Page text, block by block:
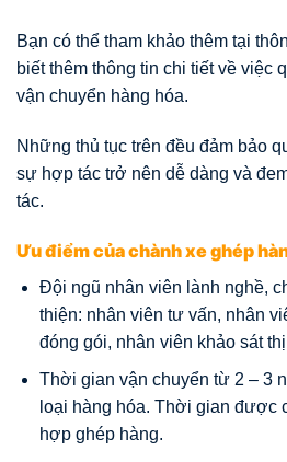
Bạn có thể tham khảo thêm tại
biết thêm thông tin chi tiết về việc
vận chuyển hàng hóa.
Những thủ tục trên đều đảm bảo
sự hợp tác trở nên dễ dàng và
tác.
Ưu điểm của chành xe ghép
Đội ngũ nhân viên lành nghề,
thiện: nhân viên tư vấn, nhân
đóng gói, nhân viên khảo sát
Thời gian vận chuyển từ 2 – 3
loại hàng hóa. Thời gian được
hợp ghép hàng.